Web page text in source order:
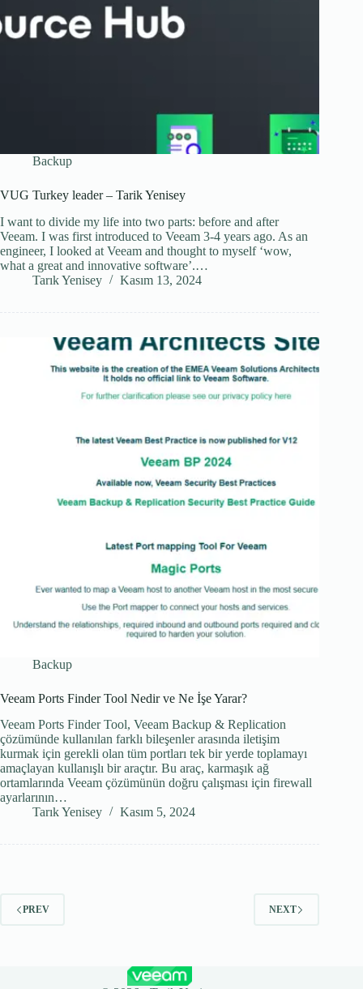
Backup
VUG Turkey leader – Tarik Yenisey
I want to divide my life into two parts: before and after
Veeam. I was first introduced to Veeam 3-4 years ago. As an
engineer, I looked at Veeam and thought to myself ‘wow,
what a great and innovative software’.…
Tarık Yenisey
Kasım 13, 2024
Backup
Veeam Ports Finder Tool Nedir ve Ne İşe Yarar?
Veeam Ports Finder Tool, Veeam Backup & Replication
çözümünde kullanılan farklı bileşenler arasında iletişim
kurmak için gerekli olan tüm portları tek bir yerde toplamayı
amaçlayan kullanışlı bir araçtır. Bu araç, karmaşık ağ
ortamlarında Veeam çözümünün doğru çalışması için firewall
ayarlarının…
Tarık Yenisey
Kasım 5, 2024
PREV NEXT